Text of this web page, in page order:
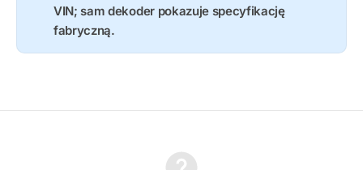
VIN; sam dekoder pokazuje specyfikację
fabryczną.